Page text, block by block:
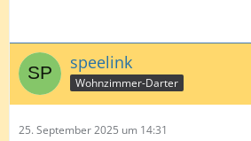
speelink
Wohnzimmer-Darter
25. September 2025 um 14:31